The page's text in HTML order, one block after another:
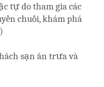
tự do tham gia các
chuối, khám phá
sạn ăn trưa và